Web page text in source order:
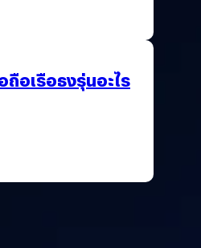
อเรือธงรุ่นอะไร